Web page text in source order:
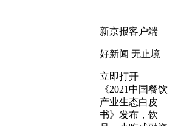
新京报客户端
好新闻 无止境
立即打开
《2021中国餐饮
产业生态白皮
书》发布，饮